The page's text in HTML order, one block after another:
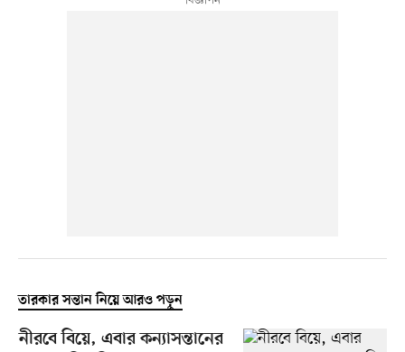
তারকার সন্তান নিয়ে আরও পড়ুন
নীরবে বিয়ে, এবার কন্যাসন্তানের